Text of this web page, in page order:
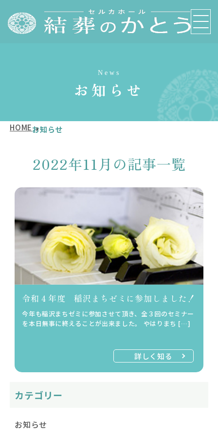
News
お知らせ
HOMEお知らせ
2022年11月の記事一覧
令和４年度 稲沢まちゼミに参加しました！
今年も稲沢まちゼミに参加させて頂き、全３回のセミナー
を本日無事に終えることが出来ました。 やはりまち […]
詳しく知る
カテゴリー
お知らせ